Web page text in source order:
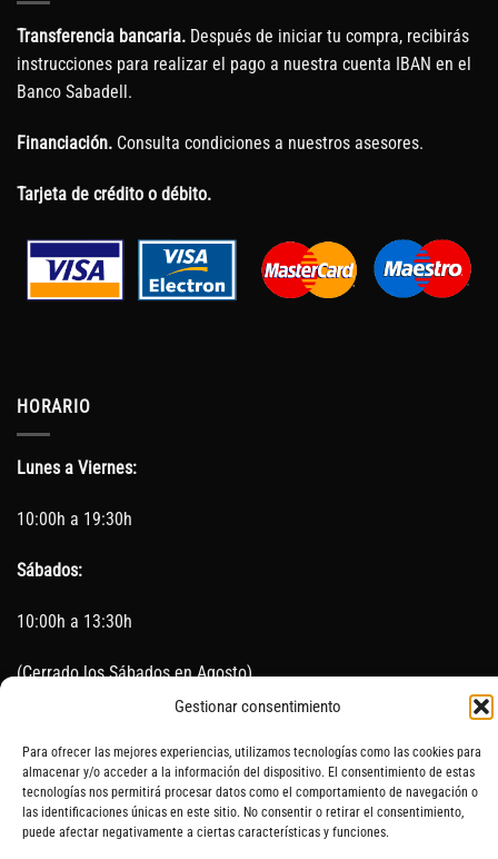
Gestionar consentimiento
Para ofrecer las mejores experiencias, utilizamos tecnologías como las cookies para
almacenar y/o acceder a la información del dispositivo. El consentimiento de estas
tecnologías nos permitirá procesar datos como el comportamiento de navegación o
las identificaciones únicas en este sitio. No consentir o retirar el consentimiento,
puede afectar negativamente a ciertas características y funciones.
Transferencia bancaria. Después de iniciar tu compra, recibirás
instrucciones para realizar el pago a nuestra cuenta IBAN en el
Banco Sabadell.
Financiación. Consulta condiciones a nuestros asesores.
Tarjeta de crédito o débito.
HORARIO
Lunes a Viernes:
10:00h a 19:30h
Sábados:
10:00h a 13:30h
(Cerrado los Sábados en Agosto)
SOBRE NOSOTROS CONTACTO AVISO LEGAL BLOG